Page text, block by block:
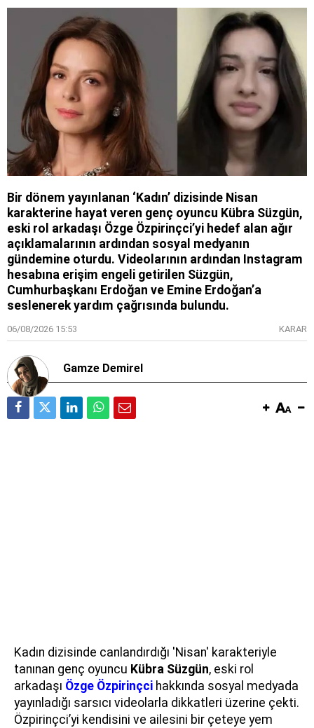
Bir dönem yayınlanan ‘Kadın’ dizisinde Nisan
karakterine hayat veren genç oyuncu Kübra Süzgün,
eski rol arkadaşı Özge Özpirinçci’yi hedef alan ağır
açıklamalarının ardından sosyal medyanın
gündemine oturdu. Videolarının ardından Instagram
hesabına erişim engeli getirilen Süzgün,
Cumhurbaşkanı Erdoğan ve Emine Erdoğan’a
seslenerek yardım çağrısında bulundu.
06/08/2026 15:53 KARAR
Gamze Demirel
Kadın dizisinde canlandırdığı 'Nisan' karakteriyle
tanınan genç oyuncu Kübra Süzgün, eski rol
arkadaşı Özge Özpirinçci hakkında sosyal medyada
yayınladığı sarsıcı videolarla dikkatleri üzerine çekti.
Özpirinçci’yi kendisini ve ailesini bir çeteye yem